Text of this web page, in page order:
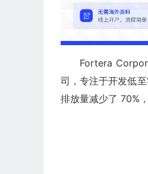
Fortera
司，专注于开发低
排放量减少了 70%